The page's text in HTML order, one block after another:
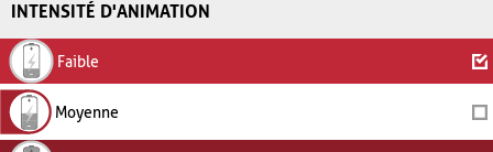
INTENSITÉ D'ANIMATION
Faible
Moyenne